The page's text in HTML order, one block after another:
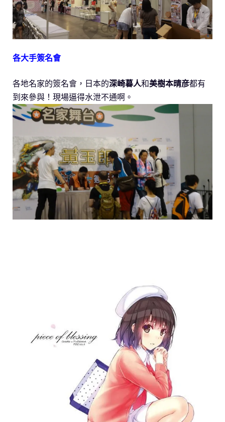
各大手簽名會
各地名家的簽名會，日本的深崎暮人和美樹本晴彦都有
到來參與！現場逼得水泄不通啊。